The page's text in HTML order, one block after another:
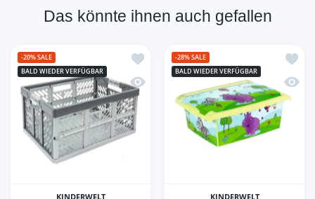
Das könnte ihnen auch gefallen
-20%SALE
BALD WIEDER VERFÜGBAR
Zur Wunschliste hinzufügen 2er Set
Schnellansicht 2er Set Klappbox
KINDERWELT
-28%SALE
BALD WIEDER VERFÜGBAR
Zur
KINDERWELT